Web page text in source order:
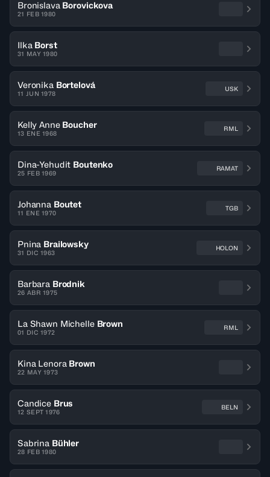
Bronislava Borovickova
21 FEB 1980
Ilka Borst
31 MAY 1980
Veronika Bortelová
11 JUN 1978
USK
Kelly Anne Boucher
13 ENE 1968
RML
Dina-Yehudit Boutenko
25 FEB 1969
RAMAT
Johanna Boutet
11 ENE 1970
TGB
Pnina Brailowsky
31 DIC 1963
HOLON
Barbara Brodnik
26 ABR 1975
La Shawn Michelle Brown
01 DIC 1972
RML
Kina Lenora Brown
22 MAY 1973
Candice Brus
12 SEPT 1976
BELN
Sabrina Bühler
28 FEB 1980